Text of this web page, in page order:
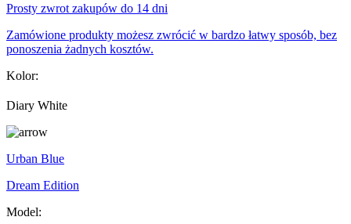
Prosty zwrot zakupów do 14 dni
Zamówione produkty możesz zwrócić w bardzo łatwy sposób, bez
ponoszenia żadnych kosztów.
Kolor:
Diary White
Urban Blue
Dream Edition
Model: